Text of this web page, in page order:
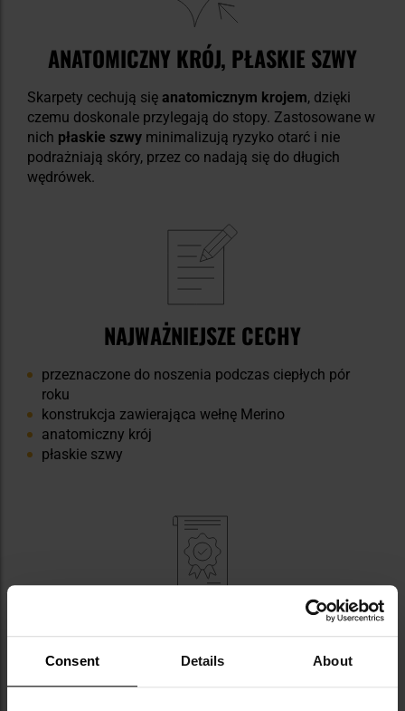
Consent Details About
ANATOMICZNY KRÓJ, PŁASKIE SZWY
Skarpety cechują się anatomicznym krojem, dzięki
czemu doskonale przylegają do stopy. Zastosowane w
nich płaskie szwy minimalizują ryzyko otarć i nie
podrażniają skóry, przez co nadają się do długich
wędrówek.
NAJWAŻNIEJSZE CECHY
przeznaczone do noszenia podczas ciepłych pór
roku
konstrukcja zawierająca wełnę Merino
anatomiczny krój
płaskie szwy
Kolor: Cinder Grey
Materiał: 40% wełna Merino, 40% akryl, 17% poliamid,